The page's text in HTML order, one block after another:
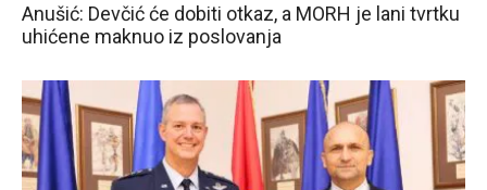
Anušić: Devčić će dobiti otkaz, a MORH je lani tvrtku
uhićene maknuo iz poslovanja